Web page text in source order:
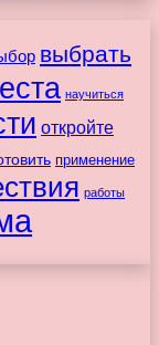
выбрать
научиться
откройте
применение
работы